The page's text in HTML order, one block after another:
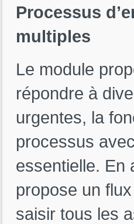
Processus
multiples
Le module
répondre à
urgentes, la
processus
essentielle. En
propose un
saisir tous les